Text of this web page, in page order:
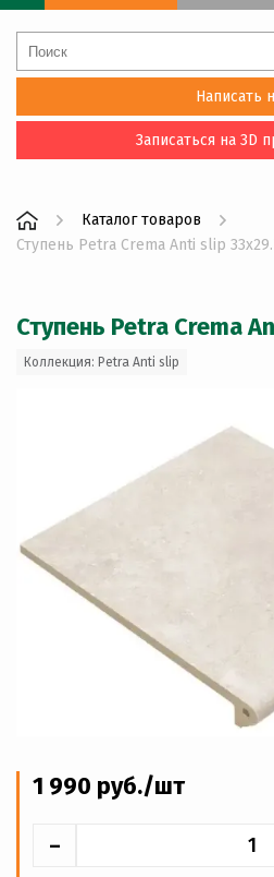
Написать
Записаться на 3D
Каталог товаров
Ступень Petra Crema Anti slip
Ступень Petra Crema
Коллекция: Petra Anti slip
1 990 руб./шт
-